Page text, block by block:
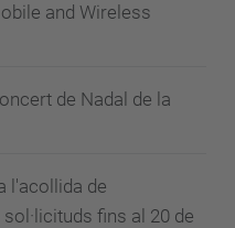
and Wireless
de Nadal de la
l'acollida de
fins al 20 de